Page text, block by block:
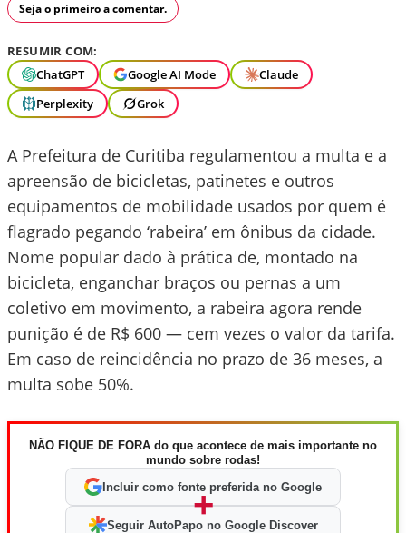
Seja o primeiro a comentar.
RESUMIR COM:
ChatGPT
Google AI Mode
Claude
Perplexity
Grok
A Prefeitura de Curitiba regulamentou a multa e a
apreensão de bicicletas, patinetes e outros
equipamentos de mobilidade usados por quem é
flagrado pegando ‘rabeira’ em ônibus da cidade.
Nome popular dado à prática de, montado na
bicicleta, enganchar braços ou pernas a um
coletivo em movimento, a rabeira agora rende
punição é de R$ 600 — cem vezes o valor da tarifa.
Em caso de reincidência no prazo de 36 meses, a
multa sobe 50%.
NÃO FIQUE DE FORA do que acontece de mais importante no
mundo sobre rodas!
Incluir como fonte preferida no Google
+
Seguir AutoPapo no Google Discover